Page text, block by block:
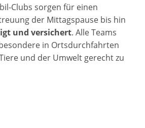
Clubs sorgen für einen
der Mittagspause bis hin
und versichert. Alle Teams
in Ortsdurchfahrten
und der Umwelt gerecht zu